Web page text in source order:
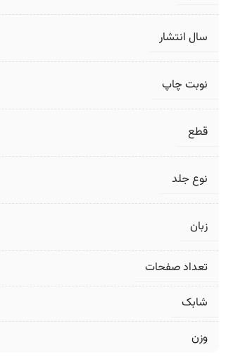
سال انتشار
نوبت چاپ
قطع
نوع جلد
زبان
تعداد صفحات
شابک
وزن